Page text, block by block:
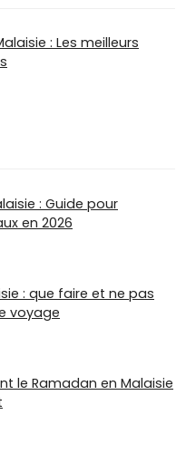
: Les meilleurs
: Guide pour
en 2026
: que faire et ne pas
voyage
le Ramadan en Malaisie